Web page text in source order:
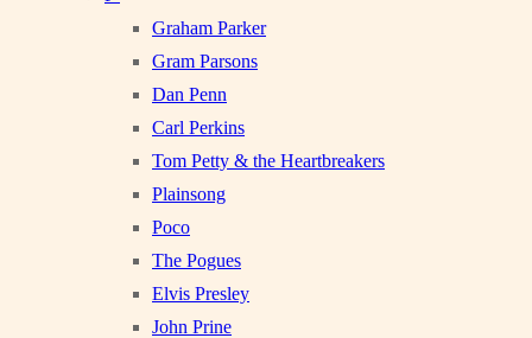
Graham Parker
Gram Parsons
Dan Penn
Carl Perkins
Tom Petty & the Heartbreakers
Plainsong
Poco
The Pogues
Elvis Presley
John Prine